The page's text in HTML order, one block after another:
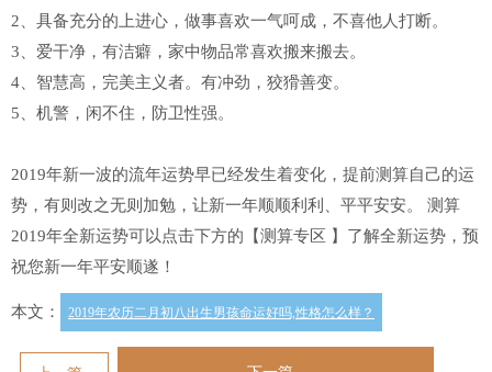
2、具备充分的上进心，做事喜欢一气呵成，不喜他人打断。
3、爱干净，有洁癖，家中物品常喜欢搬来搬去。
4、智慧高，完美主义者。有冲劲，狡猾善变。
5、机警，闲不住，防卫性强。
2019年新一波的流年运势早已经发生着变化，提前测算自己的运
势，有则改之无则加勉，让新一年顺顺利利、平平安安。 测算
2019年全新运势可以点击下方的【测算专区 】了解全新运势，预
祝您新一年平安顺遂！
本文： 2019年农历二月初八出生男孩命运好吗,性格怎么样？